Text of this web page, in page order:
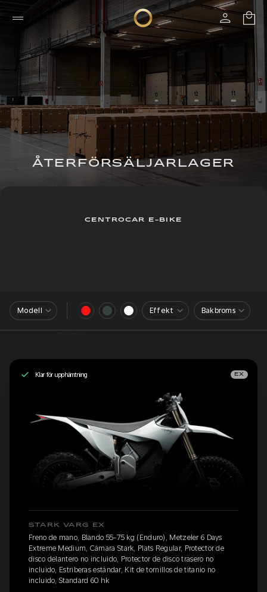
ÅTERFÖRSÄLJARLAGER
CENTROCAR E-BIKE
Modell Effekt Bakbroms
Klar för upphämtning EX
STARK VARG EX
Freno de mano, Blando 55-75 kg (Enduro), Metzeler 6 Days
Extreme Medium, Cámara Stark, Plats Regular, Protector de
disco delantero no incluido, Protector de disco trasero no
incluido, Estriberas estándar, Kit de tornillos de titanio no
incluido, Standard 60 hk